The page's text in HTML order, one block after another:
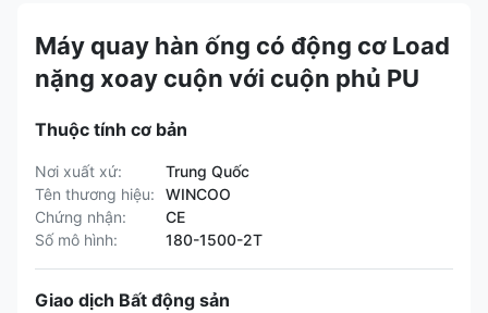
Máy quay hàn ống có động cơ Load
nặng xoay cuộn với cuộn phủ PU
Thuộc tính cơ bản
Nơi xuất xứ:
Trung Quốc
Tên thương hiệu:
WINCOO
Chứng nhận:
CE
Số mô hình:
180-1500-2T
Giao dịch Bất động sản